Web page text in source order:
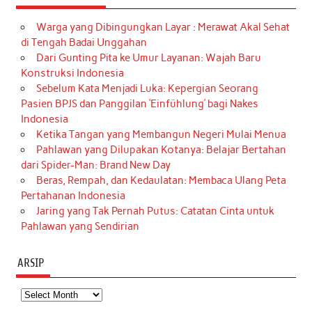
Warga yang Dibingungkan Layar : Merawat Akal Sehat
di Tengah Badai Unggahan
Dari Gunting Pita ke Umur Layanan: Wajah Baru
Konstruksi Indonesia
Sebelum Kata Menjadi Luka: Kepergian Seorang
Pasien BPJS dan Panggilan ‘Einfühlung’ bagi Nakes
Indonesia
Ketika Tangan yang Membangun Negeri Mulai Menua
Pahlawan yang Dilupakan Kotanya: Belajar Bertahan
dari Spider-Man: Brand New Day
Beras, Rempah, dan Kedaulatan: Membaca Ulang Peta
Pertahanan Indonesia
Jaring yang Tak Pernah Putus: Catatan Cinta untuk
Pahlawan yang Sendirian
ARSIP
Arsip